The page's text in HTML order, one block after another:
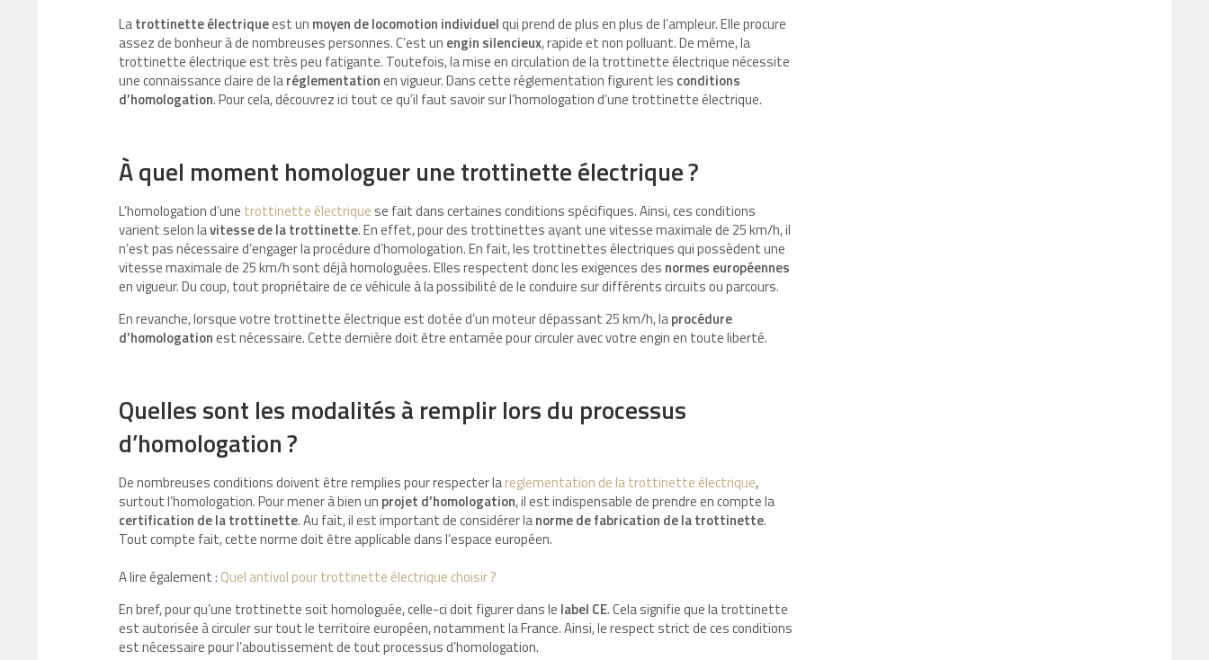
Latrottinette électriqueest un moyen de locomotion individuelqui prend de plus en plus de l’ampleur. Elle procure
assez de bonheur à de nombreuses personnes. C’est un engin silencieux, rapide et non polluant. De même, la
trottinette électrique est très peu fatigante. Toutefois, la mise en circulation de la trottinette électrique nécessite
une connaissance claire de laréglementationen vigueur. Dans cette réglementation figurent les conditions
d’homologation. Pour cela, découvrez ici tout ce qu’il faut savoir sur l’homologation d’une trottinette électrique.
À quel moment homologuer une trottinette électrique ?
L’homologation d’une trottinette électrique se fait dans certaines conditions spécifiques. Ainsi, ces conditions
varient selon lavitesse de la trottinette. En effet, pour des trottinettes ayant une vitesse maximale de 25 km/h, il
n’est pas nécessaire d’engager la procédure d’homologation. En fait, les trottinettes électriques qui possèdent une
vitesse maximale de 25 km/h sont déjà homologuées. Elles respectent donc les exigences des normes européennes
en vigueur. Du coup, tout propriétaire de ce véhicule à la possibilité de le conduire sur différents circuits ou parcours.
En revanche, lorsque votre trottinette électrique est dotée d’un moteur dépassant 25 km/h, laprocédure
d’homologationest nécessaire. Cette dernière doit être entamée pour circuler avec votre engin en toute liberté.
Quelles sont les modalités à remplir lors du processus
d’homologation ?
De nombreuses conditions doivent être remplies pour respecter lareglementation de la trottinette électrique,
surtout l’homologation. Pour mener à bien un projet d’homologation, il est indispensable de prendre en compte la
certification de la trottinette. Au fait, il est important de considérer lanorme de fabrication de la trottinette.
Tout compte fait, cette norme doit être applicable dans l’espace européen.
A lire également : Quel antivol pour trottinette électrique choisir ?
En bref, pour qu’une trottinette soit homologuée, celle-ci doit figurer dans le label CE. Cela signifie que la trottinette
est autorisée à circuler sur tout le territoire européen, notamment la France. Ainsi, le respect strict de ces conditions
est nécessaire pour l’aboutissement de tout processus d’homologation.